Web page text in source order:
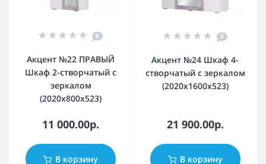
0
Акцент №22 ПРАВЫЙ
Шкаф 2-створчатый с
зеркалом
(2020х800х523)
11 000.00р.
В корзину
0
Акцент №24 Шкаф 4-
створчатый с зеркалом
(2020х1600х523)
21 900.00р.
В корзину